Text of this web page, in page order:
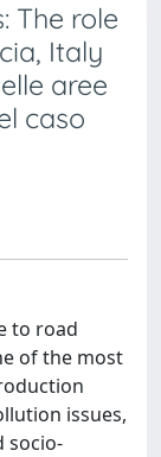
The role
Italy
aree
caso
to road
of the most
issues,
socio-